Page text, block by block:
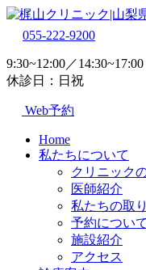
055-222-9200
9:30~12:00／14:30~17:00
休診日：日祝
Web予約
Home
私たちについて
クリニック
医師紹介
私たちの取
予約について
施設紹介
アクセス